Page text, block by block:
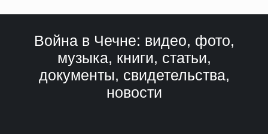
Война в Чечне: видео, фото,
музыка, книги, статьи,
документы, свидетельства,
новости